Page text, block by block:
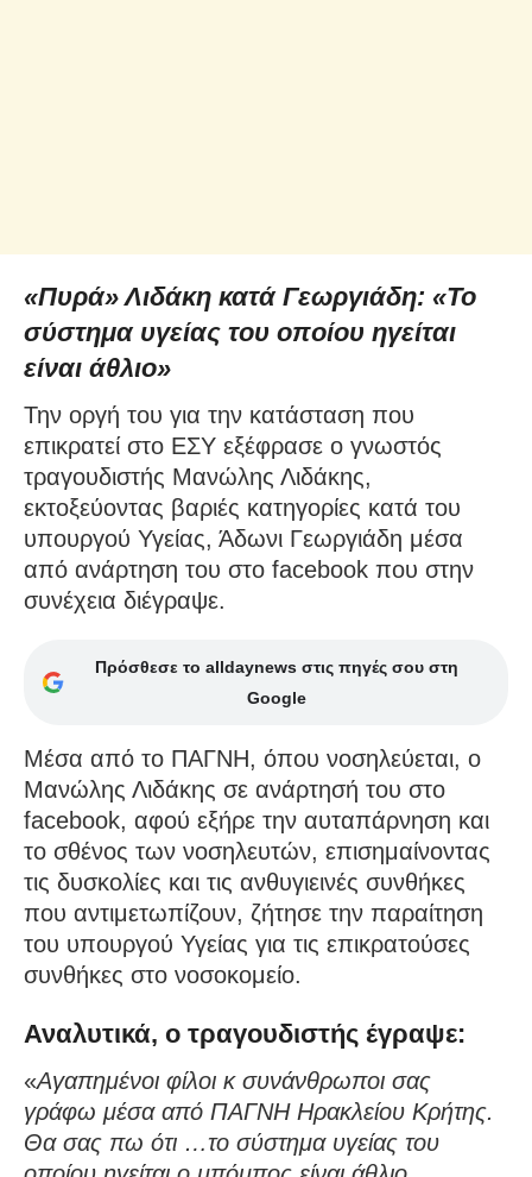
«Πυρά» Λιδάκη κατά Γεωργιάδη: «Το
σύστημα υγείας του οποίου ηγείται
είναι άθλιο»
Την οργή του για την κατάσταση που
επικρατεί στο ΕΣΥ εξέφρασε ο γνωστός
τραγουδιστής Μανώλης Λιδάκης,
εκτοξεύοντας βαριές κατηγορίες κατά του
υπουργού Υγείας, Άδωνι Γεωργιάδη μέσα
από ανάρτηση του στο facebook που στην
συνέχεια διέγραψε.
Πρόσθεσε το alldaynews στις πηγές σου στη
Google
Μέσα από το ΠΑΓΝΗ, όπου νοσηλεύεται, ο
Μανώλης Λιδάκης σε ανάρτησή του στο
facebook, αφού εξήρε την αυταπάρνηση και
το σθένος των νοσηλευτών, επισημαίνοντας
τις δυσκολίες και τις ανθυγιεινές συνθήκες
που αντιμετωπίζουν, ζήτησε την παραίτηση
του υπουργού Υγείας για τις επικρατούσες
συνθήκες στο νοσοκομείο.
Αναλυτικά, ο τραγουδιστής έγραψε:
«Αγαπημένοι φίλοι κ συνάνθρωποι σας
γράφω μέσα από ΠΑΓΝΗ Ηρακλείου Κρήτης.
Θα σας πω ότι …το σύστημα υγείας του